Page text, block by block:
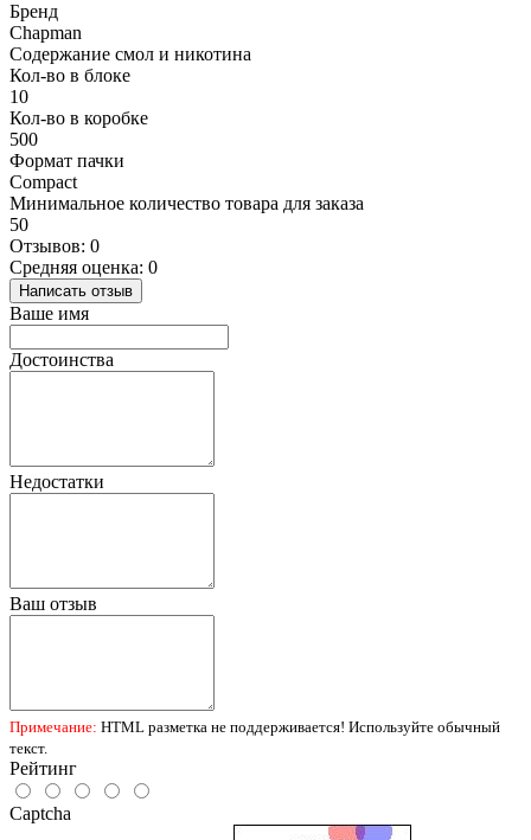
Бренд
Chapman
Содержание смол и никотина
Кол-во в блоке
10
Кол-во в коробке
500
Формат пачки
Compact
Минимальное количество товара для заказа
50
Отзывов: 0
Средняя оценка: 0
Написать отзыв
Ваше имя
Достоинства
Недостатки
Ваш отзыв
Примечание: HTML разметка не поддерживается! Используйте обычный
текст.
Рейтинг
Captcha